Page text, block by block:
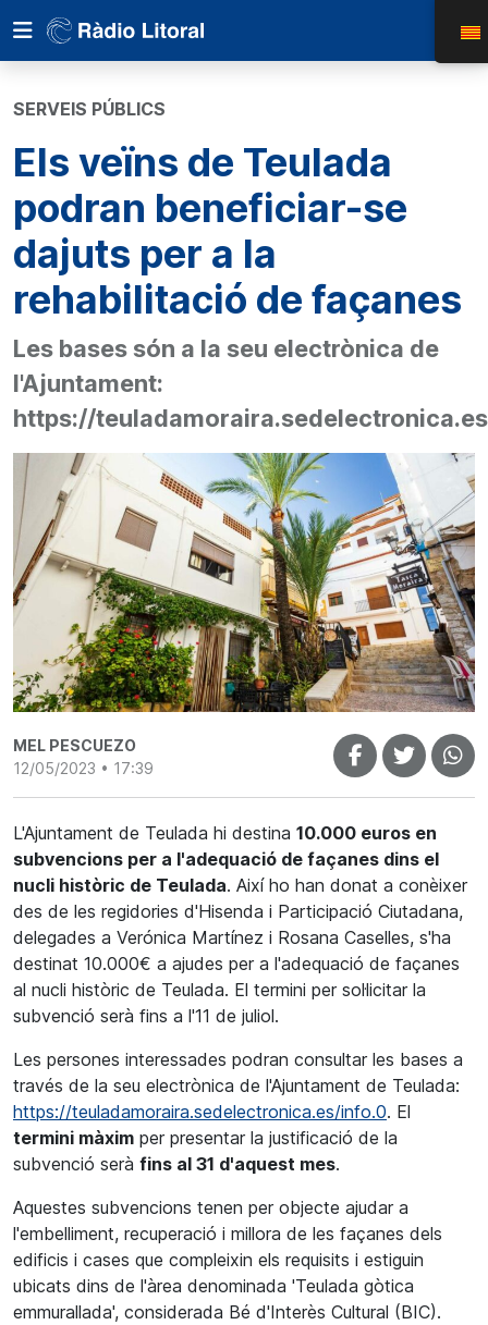
SERVEIS PÚBLICS
Els veïns de Teulada
podran beneficiar-se
dajuts per a la
rehabilitació de façanes
Les bases són a la seu electrònica de
l'Ajuntament:
https://
MEL PESCUEZO
12/05/2023 • 17:39
L'Ajuntament de Teulada hi destina 10.000 euros en
subvencions per a l'adequació de façanes dins el
nucli històric de Teulada. Així ho han donat a conèixer
des de les regidories d'Hisenda i Participació Ciutadana,
delegades a Verónica Martínez i Rosana Caselles, s'ha
destinat 10.000€ a ajudes per a l'adequació de façanes
al nucli històric de Teulada. El termini per sol·licitar la
subvenció serà fins a l'11 de juliol.
Les persones interessades podran consultar les bases a
través de la seu electrònica de l'Ajuntament de Teulada:
https://teuladamoraira.sedelectronica.es/info.0. El
termini màxim per presentar la justificació de la
subvenció serà fins al 31 d'aquest mes.
Aquestes subvencions tenen per objecte ajudar a
l'embelliment, recuperació i millora de les façanes dels
edificis i cases que compleixin els requisits i estiguin
ubicats dins de l'àrea denominada 'Teulada gòtica
emmurallada', considerada Bé d'Interès Cultural (BIC).